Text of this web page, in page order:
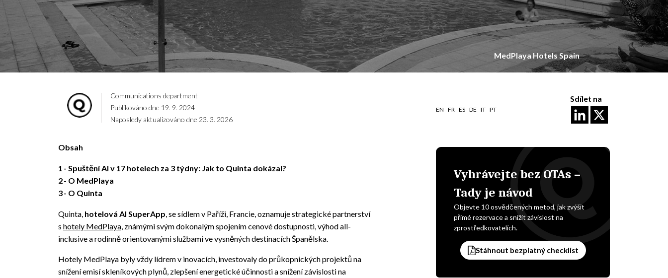
MedPlaya Hotels Spain
Communications department
Publikováno dne 19. 9. 2024
Naposledy aktualizováno dne 23. 3. 2026
EN FR ES DE IT PT
Sdílet na
Obsah
1
Spuštění AI v 17 hotelech za 3 týdny: Jak to Quinta dokázal?
2
O MedPlaya
3
O Quinta
Quinta, hotelová AI SuperApp, se sídlem v Paříži, Francie, oznamuje strategické partnerství
s hotely MedPlaya, známými svým dokonalým spojením cenové dostupnosti, výhod all-
inclusive a rodinně orientovanými službami ve vysněných destinacích Španělska.
Hotely MedPlaya byly vždy lídrem v inovacích, investovaly do průkopnických projektů na
snížení emisí skleníkových plynů, zlepšení energetické účinnosti a snížení závislosti na
Vyhrávejte bez OTAs –
Tady je návod
Objevte 10 osvědčených metod, jak zvýšit
přímé rezervace a snížit závislost na
zprostředkovatelích.
Stáhnout bezplatný checklist